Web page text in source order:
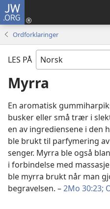
JW.ORG
Ordforklaringer
LES PÅ
Myrra
En aromatisk
busker eller små trær i
en av ingrediensene i den
ble brukt til parfymering
senger. Myrra ble også
i forbindelse med
ble myrra brukt når man
begravelsen. –2Mo 30:23;